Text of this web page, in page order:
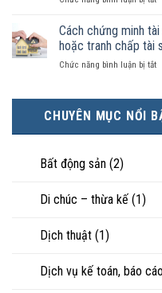
là
tế
ly
Cách chứng minh
hoặc tranh chấp tài
Chức năng bình luận bị tắtở
CHUYÊN MỤC NỔI
Bất động sản (2)
Di chúc – thừa kế (1)
Dịch thuật (1)
Dịch vụ kế toán, báo